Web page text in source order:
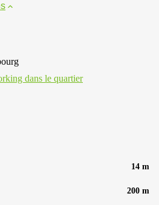
dans le quartier
14 m
200 m